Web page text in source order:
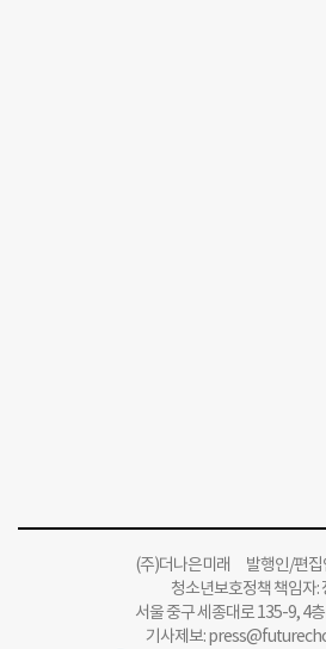
(주)더나은미래 발행인/편집
청소년보호정책 책임자:
서울 중구 세종대로 135-9, 4
기사제보: